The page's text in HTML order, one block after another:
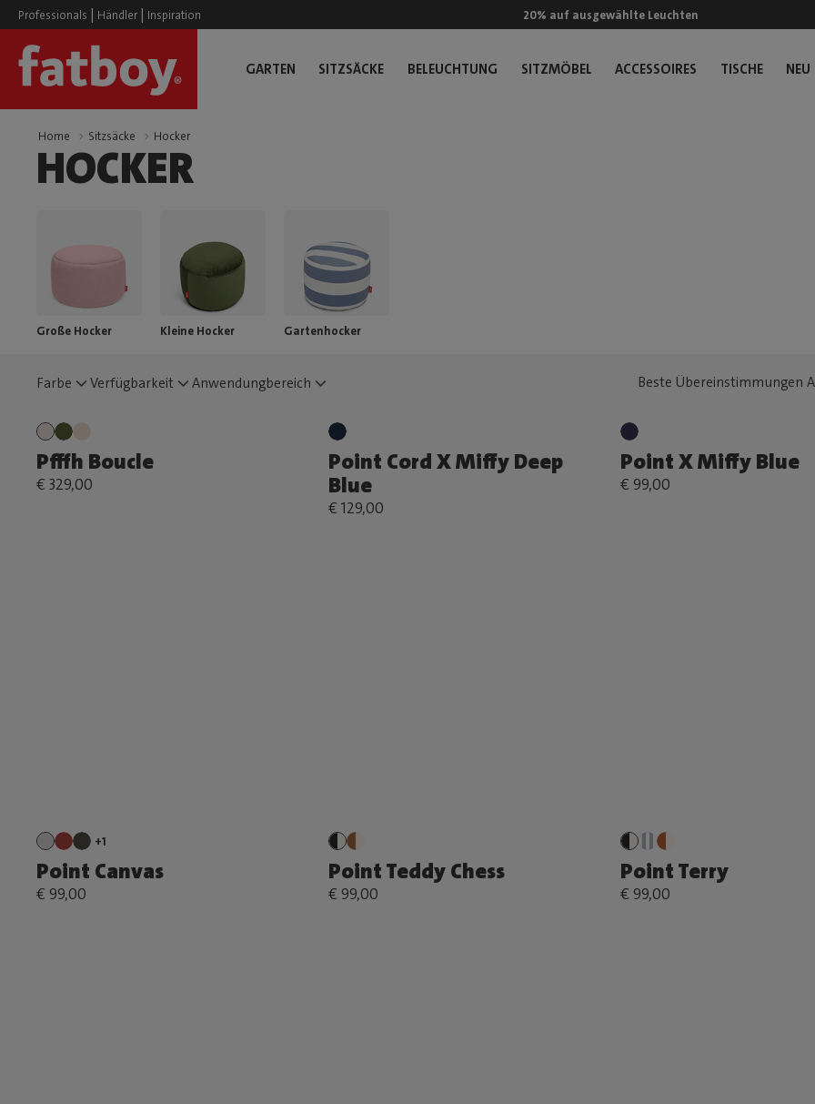
Professionals | Händler | Inspiration 20% auf ausgewählte Leuchten
GARTEN SITZSÄCKE BELEUCHTUNG SITZMÖBEL ACCESSOIRES TISCHE NEU
Home Sitzsäcke Hocker
HOCKER
Große Hocker Kleine Hocker Gartenhocker
Farbe Verfügbarkeit Anwendungbereich
Pfffh Boucle
€ 329,00
Point Cord X Miffy Deep
Blue
€ 129,00
Point X Miffy Blue
€ 99,00
+1
Point Canvas
€ 99,00
Point Teddy Chess
€ 99,00
Point Terry
€ 99,00